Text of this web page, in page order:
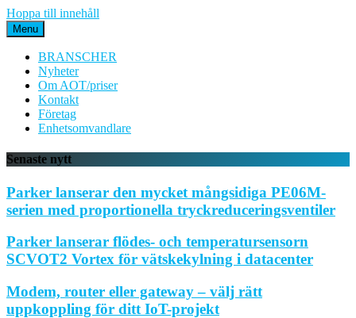
Hoppa till innehåll
Menu
BRANSCHER
Nyheter
Om AOT/priser
Kontakt
Företag
Enhetsomvandlare
Senaste nytt
Parker lanserar den mycket mångsidiga PE06M-
serien med proportionella tryckreduceringsventiler
Parker lanserar flödes- och temperatursensorn
SCVOT2 Vortex för vätskekylning i datacenter
Modem, router eller gateway – välj rätt
uppkoppling för ditt IoT-projekt